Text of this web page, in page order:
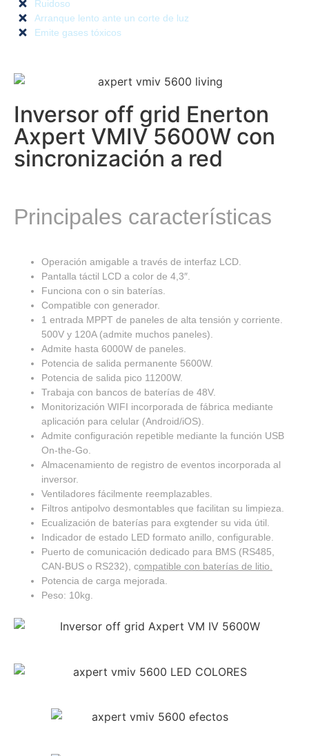
Ruidoso
Arranque lento ante un corte de luz
Emite gases tóxicos
Inversor off grid Enerton
Axpert VMIV 5600W con
sincronización a red
Principales características
Operación amigable a través de interfaz LCD.
Pantalla táctil LCD a color de 4,3″.
Funciona con o sin baterías.
Compatible con generador.
1 entrada MPPT de paneles de alta tensión y corriente.
500V y 120A (admite muchos paneles).
Admite hasta 6000W de paneles.
Potencia de salida permanente 5600W.
Potencia de salida pico 11200W.
Trabaja con bancos de baterías de 48V.
Monitorización WIFI incorporada de fábrica mediante
aplicación para celular (Android/iOS).
Admite configuración repetible mediante la función USB
On-the-Go.
Almacenamiento de registro de eventos incorporada al
inversor.
Ventiladores fácilmente reemplazables.
Filtros antipolvo desmontables que facilitan su limpieza.
Ecualización de baterías para exgtender su vida útil.
Indicador de estado LED formato anillo, configurable.
Puerto de comunicación dedicado para BMS (RS485,
CAN-BUS o RS232), compatible con baterías de litio.
Potencia de carga mejorada.
Peso: 10kg.